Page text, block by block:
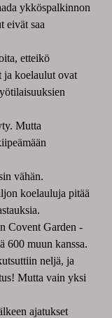
ykköspalkinnon
eivät saa
etteikö
koelaulut ovat
Mutta
vähän.
koelauluja pitää
Covent Garden -
600 muun kanssa.
neljä, ja
Mutta vain yksi
ajatukset